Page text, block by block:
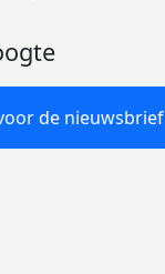
de nieuwsbrief